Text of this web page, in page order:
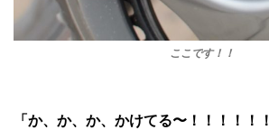
ここです！！
「か、か、か、かけてる〜！！！！！！